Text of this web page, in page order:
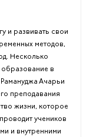
и развивать свои
методов,
Несколько
в
Ачарьи
преподавания
жизни, которое
учеников
и внутренними